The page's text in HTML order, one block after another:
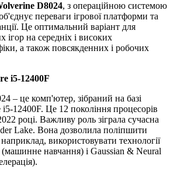
D8024, з операційною системою
переваги ігрової платформи та
Це оптимальний варіант для
ігор на середніх і високих
а також повсякденних і робочих
i5-12400F
– це комп'ютер, зібраний на базі
12400F. Це 12 покоління процесорів
році. Важливу роль зіграла сучасна
Lake. Вона дозволила поліпшити
використовувати технології
навчання) і Gaussian & Neural